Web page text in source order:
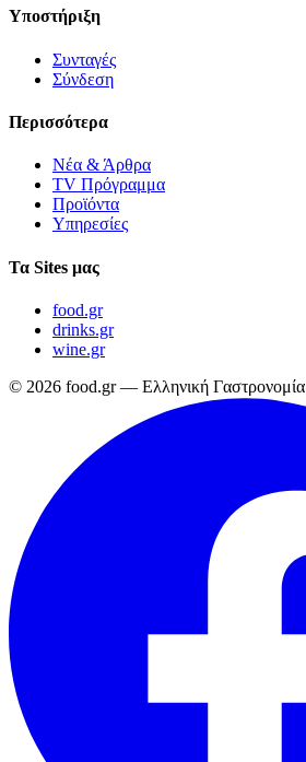
Υποστήριξη
Συνταγές
Σύνδεση
Περισσότερα
Νέα & Άρθρα
TV Πρόγραμμα
Προϊόντα
Υπηρεσίες
Τα Sites μας
food.gr
drinks.gr
wine.gr
© 2026 food.gr — Ελληνική Γαστρονομία